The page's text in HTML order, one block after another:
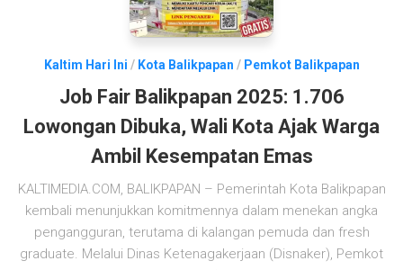
Kaltim Hari Ini / Kota Balikpapan / Pemkot Balikpapan
Job Fair Balikpapan 2025: 1.706
Lowongan Dibuka, Wali Kota Ajak Warga
Ambil Kesempatan Emas
KALTIMEDIA.COM, BALIKPAPAN – Pemerintah Kota Balikpapan
kembali menunjukkan komitmennya dalam menekan angka
pengangguran, terutama di kalangan pemuda dan fresh
graduate. Melalui Dinas Ketenagakerjaan (Disnaker), Pemkot